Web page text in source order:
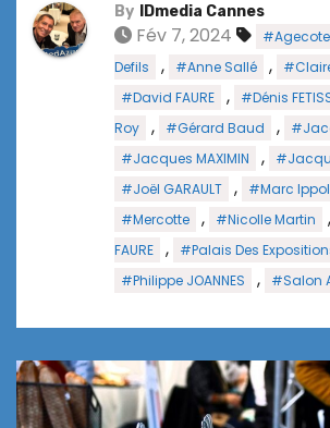
By IDmedia Cannes
Fév 7, 2024
Defils
, #Anne Sallé ,
#David FAURE , #Dénis
Roy
, #Gérard Baud ,
#Jacques MAXIMIN ,
#Joël GARAULT , #Marc
#Mercotte , #Nicolle Martin ,
FAURE
, #Palais Des
#Philippe JOANNES , #Salon